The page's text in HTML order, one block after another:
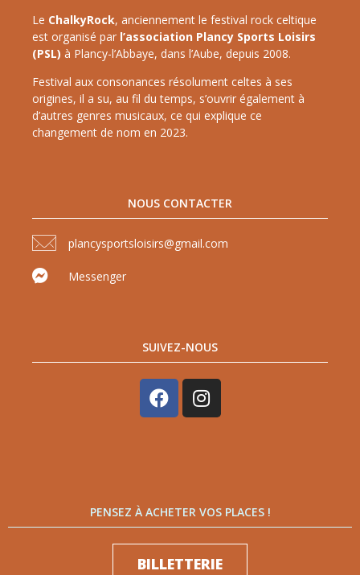
Le ChalkyRock, anciennement le festival rock celtique
est organisé par l’association Plancy Sports Loisirs
(PSL) à Plancy-l’Abbaye, dans l’Aube, depuis 2008.
Festival aux consonances résolument celtes à ses
origines, il a su, au fil du temps, s’ouvrir également à
d’autres genres musicaux, ce qui explique ce
changement de nom en 2023.
NOUS CONTACTER
plancysportsloisirs@gmail.com
Messenger
SUIVEZ-NOUS
PENSEZ À ACHETER VOS PLACES !
BILLETTERIE